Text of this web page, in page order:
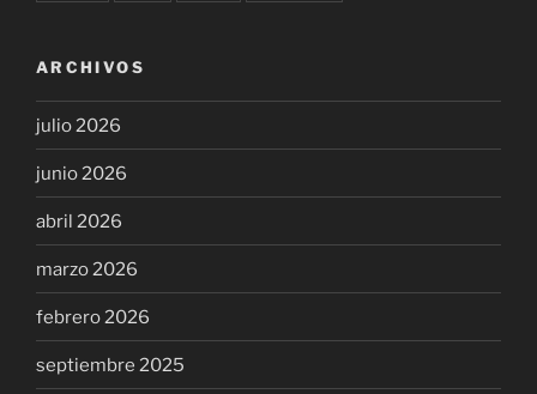
ARCHIVOS
julio 2026
junio 2026
abril 2026
marzo 2026
febrero 2026
septiembre 2025